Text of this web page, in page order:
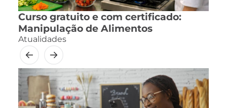
Curso gratuito e com certificado:
Manipulação de Alimentos
Atualidades